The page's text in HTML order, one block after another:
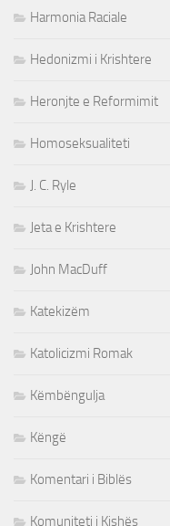
Harmonia Raciale
Hedonizmi i Krishtere
Heronjte e Reformimit
Homoseksualiteti
J. C. Ryle
Jeta e Krishtere
John MacDuff
Katekizëm
Katolicizmi Romak
Këmbëngulja
Këngë
Komentari i Biblës
Komuniteti i Kishës